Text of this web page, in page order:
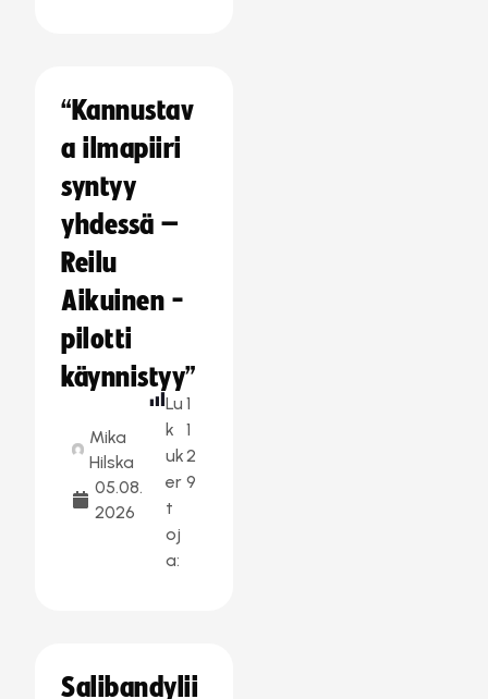
“Kannustav
a ilmapiiri
syntyy
yhdessä –
Reilu
Aikuinen -
pilotti
käynnistyy”
Mika
Hilska
05.08.
2026
Lu
k
uk
er
t
oj
a:
1
1
2
9
Salibandylii